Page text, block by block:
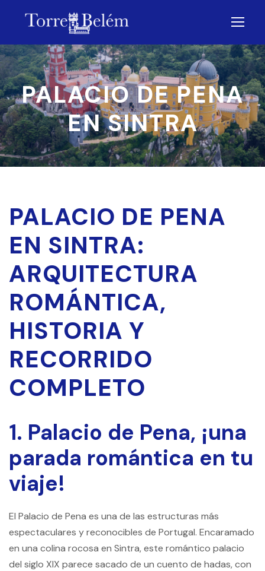
PALACIO DE PENA
EN SINTRA
PALACIO DE PENA
EN SINTRA:
ARQUITECTURA
ROMÁNTICA,
HISTORIA Y
RECORRIDO
COMPLETO
1. Palacio de Pena, ¡una
parada romántica en tu
viaje!
El Palacio de Pena es una de las estructuras más
espectaculares y reconocibles de Portugal. Encaramado
en una colina rocosa en Sintra, este romántico palacio
del siglo XIX parece sacado de un cuento de hadas, con